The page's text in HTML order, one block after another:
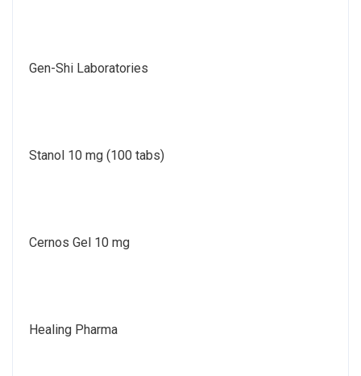
Gen-Shi Laboratories
Stanol 10 mg (100 tabs)
Cernos Gel 10 mg
Healing Pharma